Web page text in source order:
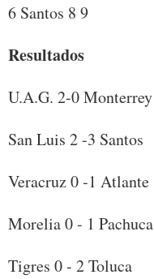
6 Santos 8 9
Resultados
U.A.G. 2-0 Monterrey
San Luis 2 -3 Santos
Veracruz 0 -1 Atlante
Morelia 0 - 1 Pachuca
Tigres 0 - 2 Toluca